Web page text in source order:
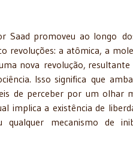
Saad promoveu ao longo
a atômica, a
nova revolução,
Isso significa que
de perceber por um olhar
implica a existência de
qualquer mecanismo de